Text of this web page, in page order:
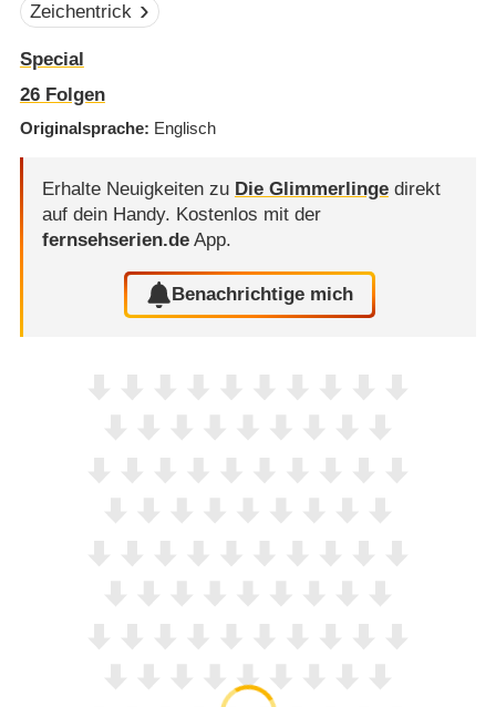
Zeichentrick
Special
26Folgen
Originalsprache Englisch
Erhalte Neuigkeiten zu Die Glimmerlingedirekt
auf dein Handy. Kostenlos mit der
fernsehserien.deApp.
Benachrichtige mich